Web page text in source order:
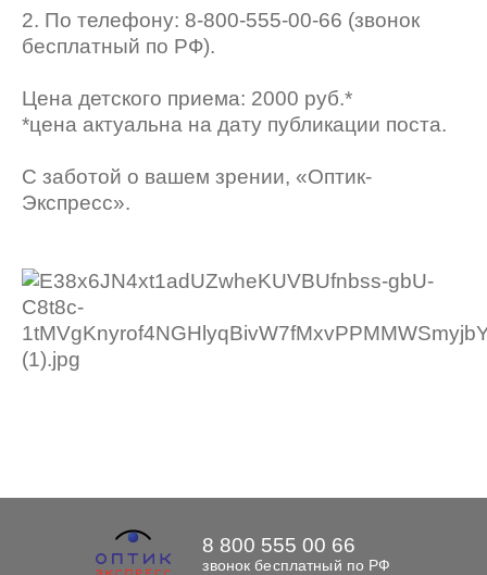
2. По телефону: 8-800-555-00-66 (звонок
бесплатный по РФ).
Цена детского приема: 2000 руб.*
*цена актуальна на дату публикации поста.
С заботой о вашем зрении, «Оптик-
Экспресс».
8 800 555 00 66
звонок бесплатный по РФ